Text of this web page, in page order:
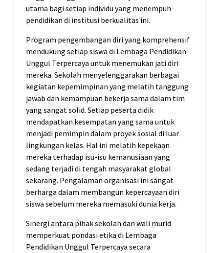
utama bagi setiap individu yang menempuh
pendidikan di institusi berkualitas ini.
Program pengembangan diri yang komprehensif
mendukung setiap siswa di Lembaga Pendidikan
Unggul Terpercaya untuk menemukan jati diri
mereka. Sekolah menyelenggarakan berbagai
kegiatan kepemimpinan yang melatih tanggung
jawab dan kemampuan bekerja sama dalam tim
yang sangat solid. Setiap peserta didik
mendapatkan kesempatan yang sama untuk
menjadi pemimpin dalam proyek sosial di luar
lingkungan kelas. Hal ini melatih kepekaan
mereka terhadap isu-isu kemanusiaan yang
sedang terjadi di tengah masyarakat global
sekarang. Pengalaman organisasi ini sangat
berharga dalam membangun kepercayaan diri
siswa sebelum mereka memasuki dunia kerja.
Sinergi antara pihak sekolah dan wali murid
memperkuat pondasi etika di Lembaga
Pendidikan Unggul Terpercaya secara